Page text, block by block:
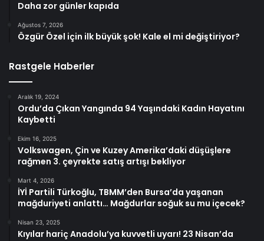
Daha zor günler kapıda
Ağustos 7, 2026
Özgür Özel için ilk büyük şok! Kale el mi değiştiriyor?
Rastgele Haberler
Aralık 19, 2024
Ordu’da Çıkan Yangında 94 Yaşındaki Kadın Hayatını
Kaybetti
Ekim 16, 2025
Volkswagen, Çin ve Kuzey Amerika’daki düşüşlere
rağmen 3. çeyrekte satış artışı bekliyor
Mart 4, 2026
İYİ Partili Türkoğlu, TBMM’den Bursa’da yaşanan
mağduriyeti anlattı… Mağdurlar soğuk su mu içecek?
Nisan 23, 2025
Kıyılar hariç Anadolu’ya kuvvetli uyarı! 23 Nisan’da